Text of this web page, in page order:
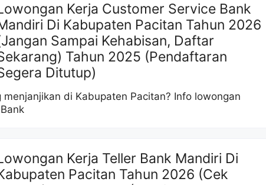
Kerja Customer Service Bank
Di Kabupaten Pacitan Tahun 2026
Sampai Kehabisan, Daftar
Tahun 2025 (Pendaftaran
Ditutup)
menjanjikan di Kabupaten Pacitan? Info lowongan
Kerja Teller Bank Mandiri Di
Pacitan Tahun 2026 (Cek